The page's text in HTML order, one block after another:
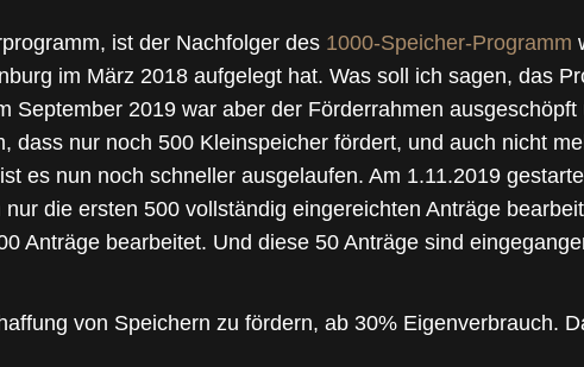
ist der Nachfolger des 1000-Speicher-Programm
im März 2018 aufgelegt hat. Was soll ich sagen, das
September 2019 war aber der Förderrahmen
dass nur noch 500 Kleinspeicher fördert, und auch nicht
es nun noch schneller ausgelaufen. Am 1.11.2019
nur die ersten 500 vollständig eingereichten Anträge
Anträge bearbeitet. Und diese 50 Anträge sind
von Speichern zu fördern, ab 30% Eigenverbrauch.